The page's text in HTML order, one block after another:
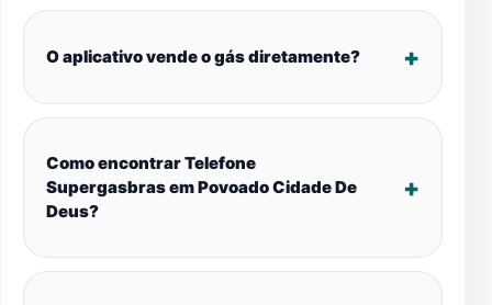
O aplicativo vende o gás diretamente?
Como encontrar Telefone
Supergasbras em Povoado Cidade De
Deus?